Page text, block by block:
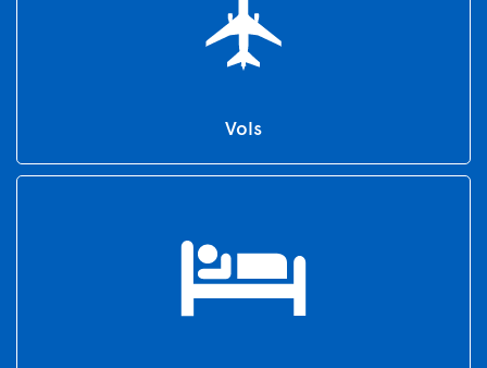
Vols